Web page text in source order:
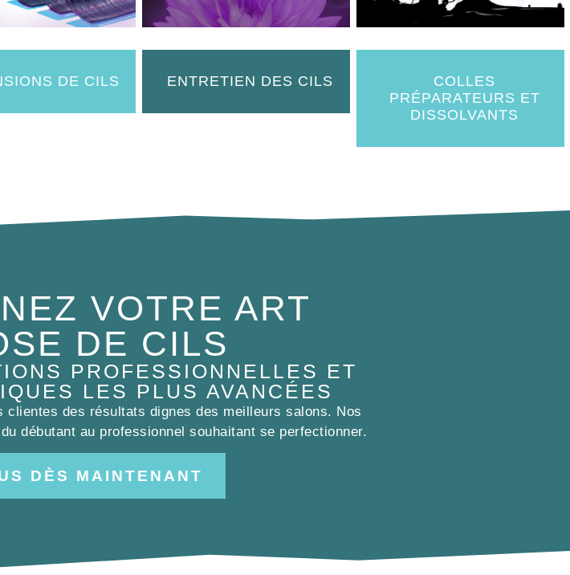
DE CILS ENTRETIEN DES CILS
COLLES
PRÉPARATEURS ET
DISSOLVANTS
VOTRE ART
DE CILS
PROFESSIONNELLES ET
LES PLUS AVANCÉES
des résultats dignes des meilleurs salons. Nos
débutant au professionnel souhaitant se perfectionner.
DÈS MAINTENANT